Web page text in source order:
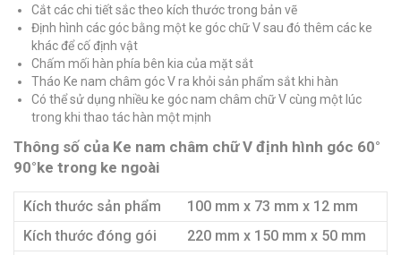
Cắt các chi tiết sắc theo kích thước trong bản vẽ
Định hình các góc bằng một ke góc chữ V sau đó thêm các ke
khác để cố định vật
Chấm mối hàn phía bên kia của mặt sắt
Tháo Ke nam châm góc V ra khỏi sản phẩm sắt khi hàn
Có thể sử dụng nhiều ke góc nam châm chữ V cùng một lúc
trong khi thao tác hàn một mịnh
Thông số của Ke nam châm chữ V định hình góc 60°
90°ke trong ke ngoài
Kích thước sản phẩm
100 mm x 73 mm x 12 mm
Kích thước đóng gói
220 mm x 150 mm x 50 mm